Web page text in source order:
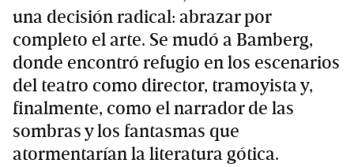
una decisión radical: abrazar por
completo el arte. Se mudó a Bamberg,
donde encontró refugio en los escenarios
del teatro como director, tramoyista y,
finalmente, como el narrador de las
sombras y los fantasmas que
atormentarían la literatura gótica.